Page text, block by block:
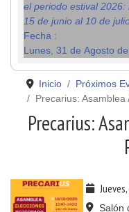
el periodo estival 2026:
15 de junio al 10 de
Fecha :
Lunes, 31 de Agosto
Inicio
Próximos
Precarius:
Precarius:
Salón